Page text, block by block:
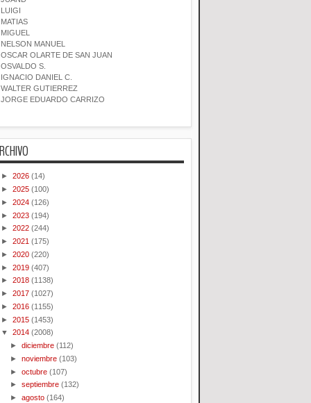
LUIGI
MATIAS
MIGUEL
NELSON MANUEL
OSCAR OLARTE DE SAN JUAN
OSVALDO S.
IGNACIO DANIEL C.
WALTER GUTIERREZ
JORGE EDUARDO CARRIZO
► 2026 (14)
► 2025 (100)
► 2024 (126)
► 2023 (194)
► 2022 (244)
► 2021 (175)
► 2020 (220)
► 2019 (407)
► 2018 (1138)
► 2017 (1027)
► 2016 (1155)
► 2015 (1453)
▼ 2014 (2008)
►diciembre (112)
►noviembre (103)
►octubre (107)
►septiembre (132)
►agosto (164)